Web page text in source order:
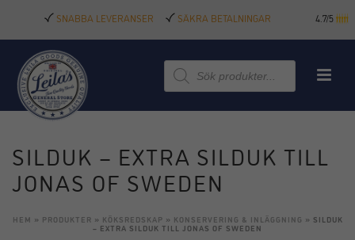
SNABBA LEVERANSER SÄKRA BETALNINGAR 4.7/5
Produktsökning
SILDUK – EXTRA SILDUK TILL
JONAS OF SWEDEN
HEM » PRODUKTER » KÖKSREDSKAP » KONSERVERING & INLÄGGNING » SILDUK
– EXTRA SILDUK TILL JONAS OF SWEDEN